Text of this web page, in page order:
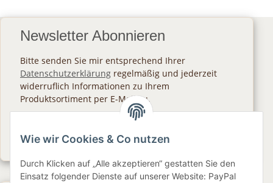
Newsletter Abonnieren
Bitte senden Sie mir entsprechend Ihrer
Datenschutzerklärung regelmäßig und jederzeit
widerruflich Informationen zu Ihrem
Produktsortiment per E-Mail zu.
Newsletter Abonnieren
Wie wir Cookies & Co nutzen
Durch Klicken auf „Alle akzeptieren“ gestatten Sie den
Einsatz folgender Dienste auf unserer Website: PayPal